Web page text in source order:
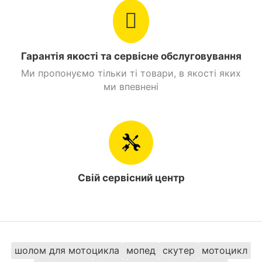
Зручне сидіння зі спинкою.
Дві багажні платформи.
Прогумовані підставки для ніг.
Гарантія якості та сервісне обслуговування
Ми пропонуємо тільки ті товари, в якості яких
ми впевнені
Свій сервісний центр
шолом для мотоцикла мопед скутер
мотоцикл